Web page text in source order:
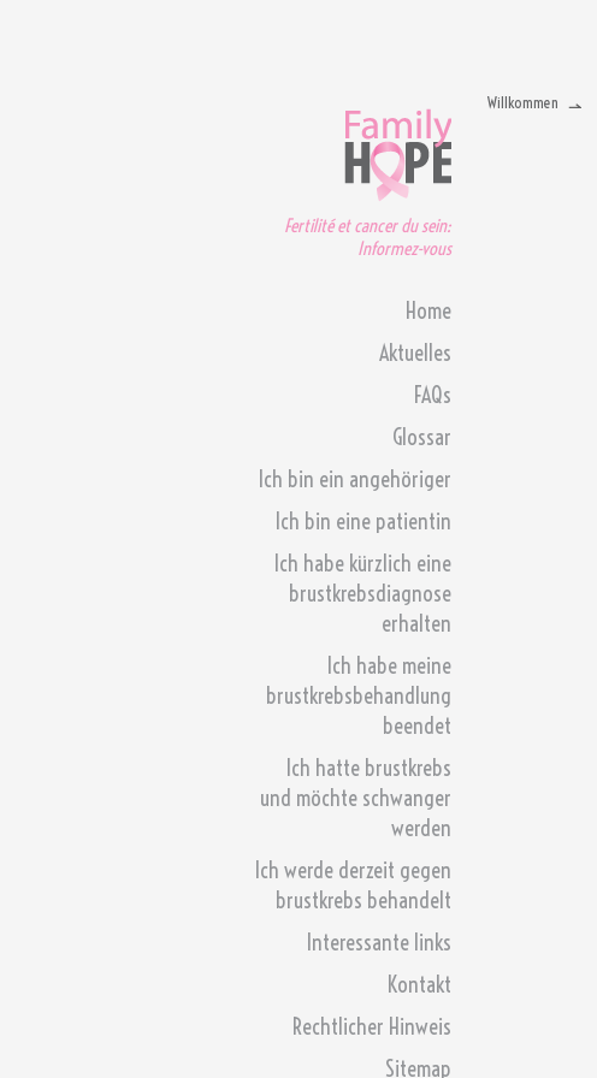
Fertilité et cancer du sein:
Informez-vous
Home
Aktuelles
FAQs
Glossar
Ich bin ein angehöriger
Ich bin eine patientin
Ich habe kürzlich eine
brustkrebsdiagnose
erhalten
Ich habe meine
brustkrebsbehandlung
beendet
Ich hatte brustkrebs
und möchte schwanger
werden
Ich werde derzeit gegen
brustkrebs behandelt
Interessante links
Kontakt
Rechtlicher Hinweis
Sitemap
Willkommen